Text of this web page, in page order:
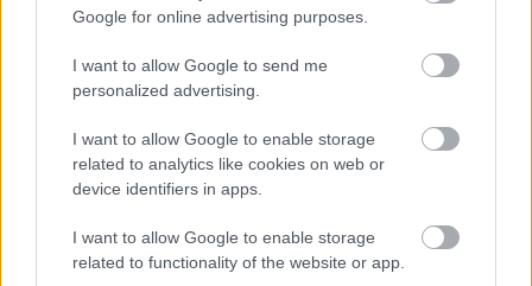
Google for online advertising purposes.
I want to allow Google to send me
personalized advertising.
I want to allow Google to enable storage
related to analytics like cookies on web or
device identifiers in apps.
I want to allow Google to enable storage
related to functionality of the website or app.
2019. július 13.
Amint azt törzsolvasóink már tapasztalhatták, mai
posztunk szerzője egyszerűen imád listákat
készíteni, amikkel aztán pofátlan módon provokálja
olvasóit, vitára ösztönözve őket. A hadvezérekről,
szárazföldi csatákról és fegyverekről szóló posztok
után úgy gondolta, hogy milyen jó ötlet lenne…